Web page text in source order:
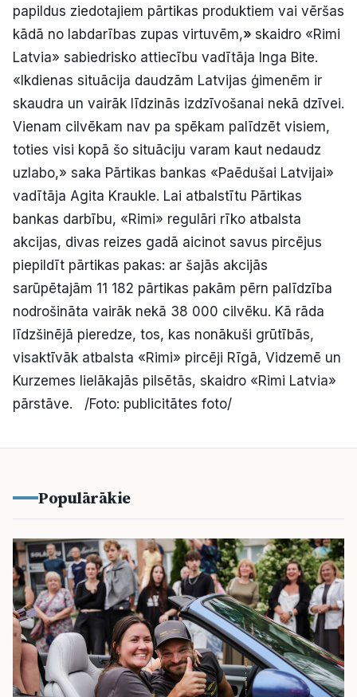
papildus ziedotajiem pārtikas produktiem vai vēršas
kādā no labdarības zupas virtuvēm,» skaidro «Rimi
Latvia» sabiedrisko attiecību vadītāja Inga Bite.
«Ikdienas situācija daudzām Latvijas ģimenēm ir
skaudra un vairāk līdzinās izdzīvošanai nekā dzīvei.
Vienam cilvēkam nav pa spēkam palīdzēt visiem,
toties visi kopā šo situāciju varam kaut nedaudz
uzlabo,» saka Pārtikas bankas «Paēdušai Latvijai»
vadītāja Agita Kraukle. Lai atbalstītu Pārtikas
bankas darbību, «Rimi» regulāri rīko atbalsta
akcijas, divas reizes gadā aicinot savus pircējus
piepildīt pārtikas pakas: ar šajās akcijās
sarūpētajām 11 182 pārtikas pakām pērn palīdzība
nodrošināta vairāk nekā 38 000 cilvēku. Kā rāda
līdzšinējā pieredze, tos, kas nonākuši grūtībās,
visaktīvāk atbalsta «Rimi» pircēji Rīgā, Vidzemē un
Kurzemes lielākajās pilsētās, skaidro «Rimi Latvia»
pārstāve. /Foto: publicitātes foto/
Populārākie